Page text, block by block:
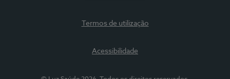
Termos de utilização
Acessibilidade